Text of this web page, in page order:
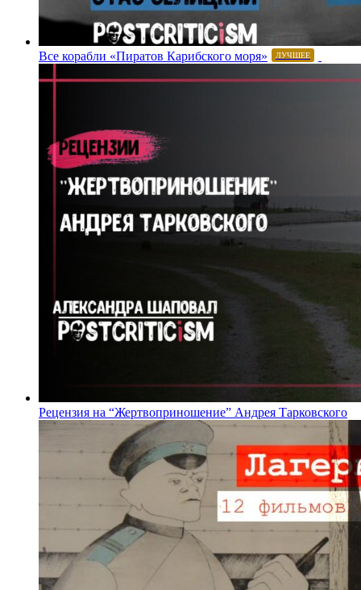
Все корабли «Пиратов Карибского моря» ЛУЧШЕЕ
Рецензия на “Жертвоприношение” Андрея Тарковского